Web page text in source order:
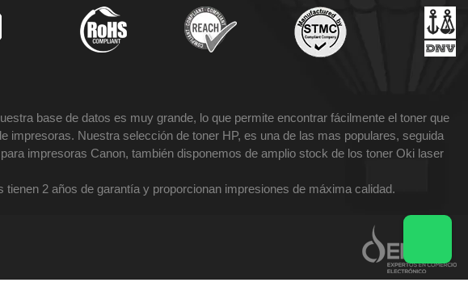
base de datos es muy grande, lo que permite encontrar fácilmente el toner que
Nuestra selección de toner HP, es una de las mas populares, seguida
impresoras Canon, también disponemos de amplio stock de los toner Oki laser
2 años de garantía y proporcionan impresiones de máxima calidad.